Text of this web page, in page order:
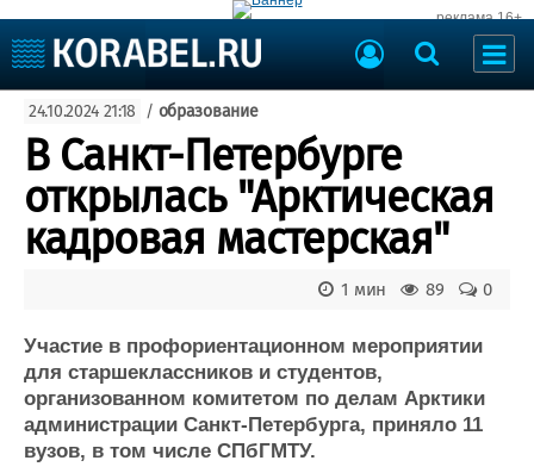
реклама 16+
Судоходство
Судоремонт
События
Порты
Рыболовство
ВМФ
Образование
Судостроение
Пульс
Новости
Компании
Репутация
Торговая площадка
Доска объявлений
Продажа флота
Оборудование
24.10.2024 21:18 / образование
В Санкт-Петербурге
открылась "Арктическая
кадровая мастерская"
0
89
1 мин
Участие в профориентационном мероприятии
для старшеклассников и студентов,
организованном комитетом по делам Арктики
администрации Санкт-Петербурга, приняло 11
вузов, в том числе СПбГМТУ.